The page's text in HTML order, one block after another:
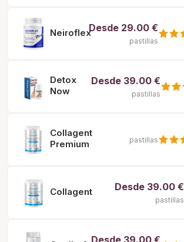
NeiroflexDesde 29.00 €
pastillas
Detox
Now
Desde 39.00 €
pastillas
Collagent
Premium
pastillas
Collagent Desde 39.00 €
pastillas
Desde 39.00 €